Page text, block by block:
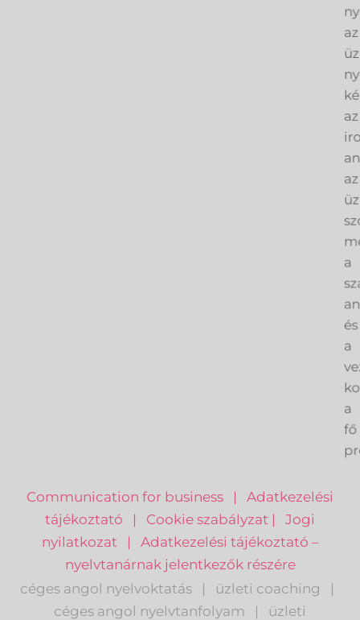
az
az
az
a
és
a
a
Communication for business | Adatkezelési
tájékoztató | Cookie szabályzat | Jogi
nyilatkozat | Adatkezelési tájékoztató –
nyelvtanárnak jelentkezők részére
céges angol nyelvoktatás
| üzleti coaching
|
céges angol nyelvtanfolyam
|
üzleti